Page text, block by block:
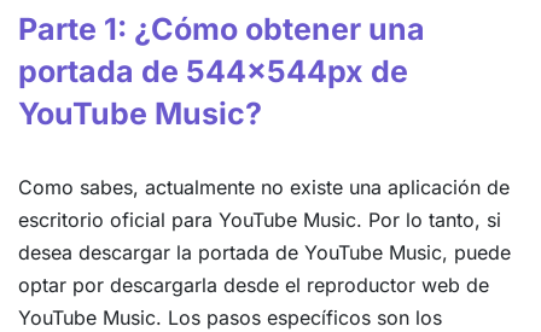
Parte 1: ¿Cómo obtener una
portada de 544x544px de
YouTube Music?
Como sabes, actualmente no existe una aplicación de
escritorio oficial para YouTube Music. Por lo tanto, si
desea descargar la portada de YouTube Music, puede
optar por descargarla desde el reproductor web de
YouTube Music. Los pasos específicos son los